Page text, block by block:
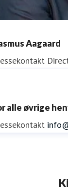
Aagaard
alle øvrige